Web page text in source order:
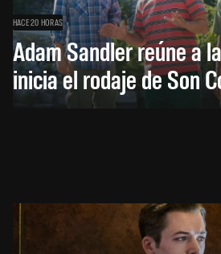
HACE 20 HORAS
Adam Sandler reúne a
inicia el rodaje de Son